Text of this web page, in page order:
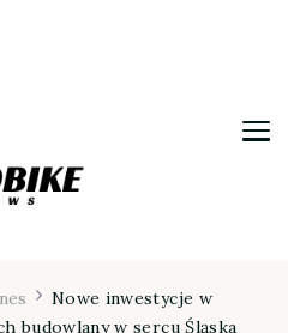
Nowe inwestycje w
budowlany w sercu Śląska